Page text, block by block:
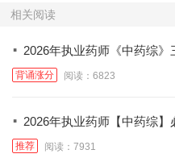
相关阅读
· 2026年执业药师《中药综》
背诵涨分 阅读：6823
· 2026年执业药师【中药综】
推荐 阅读：7931